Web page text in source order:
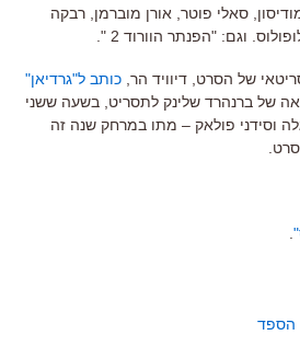
סאלי פוטר, אורן מוברמן, רבקה
וגם: "הפנתר הוורוד 2 ".
של הסרט, דיוויד הר, כותב ל"גרדיאן"
של ברנהרד שלינק לתסריט, בשעה ששני
וסידני פולאק – מתו במרחק שנה זה
הספד